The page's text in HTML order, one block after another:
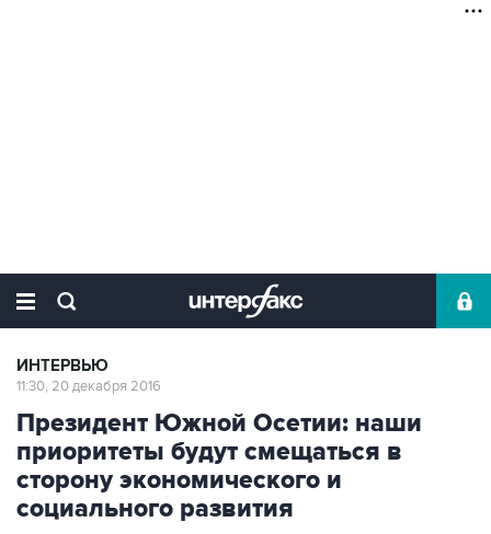
ИНТЕРВЬЮ
11:30, 20 декабря 2016
Президент Южной Осетии: наши
приоритеты будут смещаться в
сторону экономического и
социального развития